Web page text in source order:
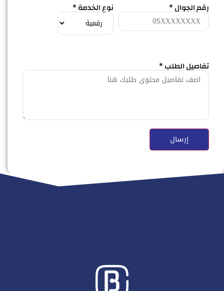
رقم الجوال * نوع الخدمة *
تفاصيل الطلب *